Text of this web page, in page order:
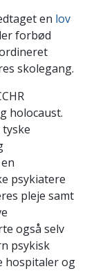
en lov
forbød
skolegang.
holocaust.
psykiatere
pleje samt
også selv
psykisk
hospitaler og